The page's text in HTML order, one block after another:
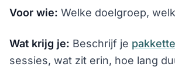
Voor wie: Welke doelgroep,
Wat krijg je: Beschrijf je
sessies, wat zit erin, hoe lang